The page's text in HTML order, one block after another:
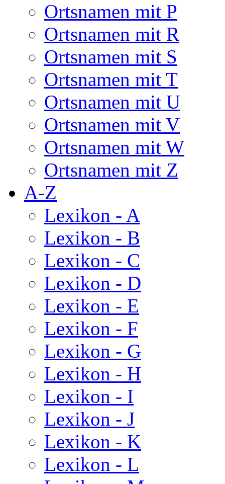
Ortsnamen mit P
Ortsnamen mit R
Ortsnamen mit S
Ortsnamen mit T
Ortsnamen mit U
Ortsnamen mit V
Ortsnamen mit W
Ortsnamen mit Z
A-Z
Lexikon - A
Lexikon - B
Lexikon - C
Lexikon - D
Lexikon - E
Lexikon - F
Lexikon - G
Lexikon - H
Lexikon - I
Lexikon - J
Lexikon - K
Lexikon - L